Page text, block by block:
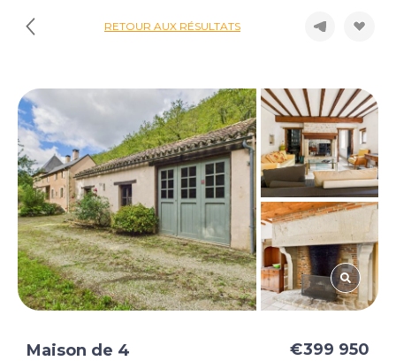
RETOUR AUX RÉSULTATS
Maison de 4
€399 950